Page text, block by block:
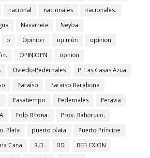
nacional nacionales
nacionales.
Navarrete
Neyba
o Opinion opinión
opìnion
OPINIOPN
opnion
Oviedo-Pedernales
P. Las Casas Azua
Paraíso
Paraiso Barahona
Pasatiempo Pedernales
Peravia
Polo Bhona.
Prov. Bahoruco.
Plata puerto plata
Puerto Príncipe
Cana R.D. RD
REFLEXION